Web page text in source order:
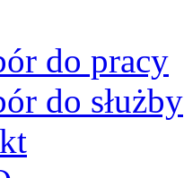
do pracy
do służby